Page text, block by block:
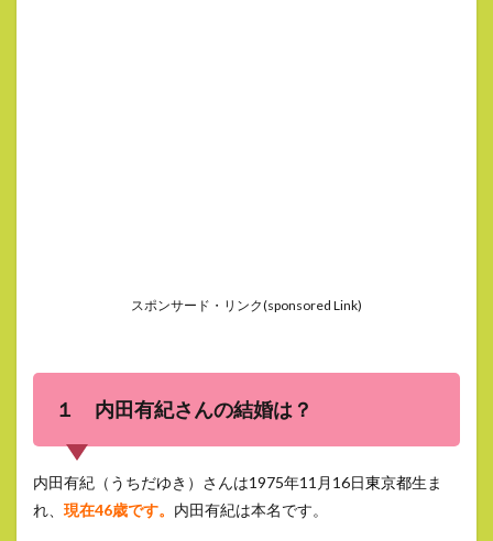
スポンサード・リンク(sponsored Link)
１ 内田有紀さんの結婚は？
内田有紀（うちだゆき）さんは1975年11月16日東京都生ま
れ、 現在46歳です。 内田有紀は本名です。